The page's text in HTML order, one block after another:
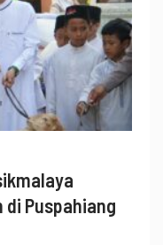
di Puspahiang